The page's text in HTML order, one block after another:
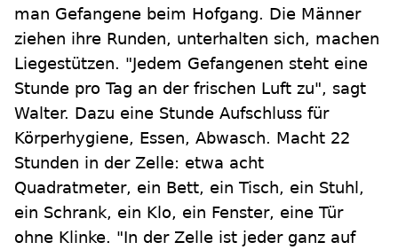
man Gefangene beim Hofgang. Die Männer
ziehen ihre Runden, unterhalten sich, machen
Liegestützen. "Jedem Gefangenen steht eine
Stunde pro Tag an der frischen Luft zu", sagt
Walter. Dazu eine Stunde Aufschluss für
Körperhygiene, Essen, Abwasch. Macht 22
Stunden in der Zelle: etwa acht
Quadratmeter, ein Bett, ein Tisch, ein Stuhl,
ein Schrank, ein Klo, ein Fenster, eine Tür
ohne Klinke. "In der Zelle ist jeder ganz auf